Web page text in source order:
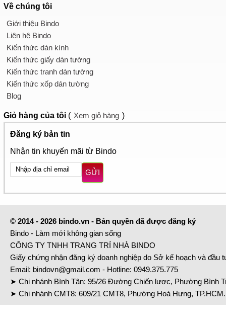
Về chúng tôi
Giới thiệu Bindo
Liên hệ Bindo
Kiến thức dán kính
Kiến thức giấy dán tường
Kiến thức tranh dán tường
Kiến thức xốp dán tường
Blog
Giỏ hàng của tôi ( Xem giỏ hàng )
Đăng ký bản tin
Nhận tin khuyến mãi từ Bindo
GỬI
© 2014 - 2026 bindo.vn - Bản quyền đã được đăng ký
Bindo - Làm mới không gian sống
CÔNG TY TNHH TRANG TRÍ NHÀ BINDO
Giấy chứng nhận đăng ký doanh nghiệp do Sở kế hoạch và đầu
Email: bindovn@gmail.com - Hotline: 0949.375.775
➤ Chi nhánh Bình Tân: 95/26 Đường Chiến lược, Phường Bình
➤ Chi nhánh CMT8: 609/21 CMT8, Phường Hoà Hưng,